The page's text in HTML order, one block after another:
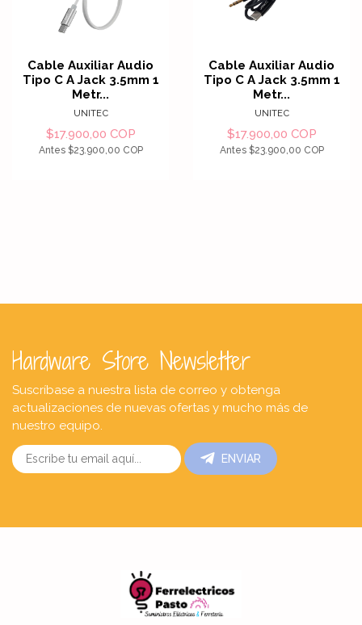
Cable Auxiliar Audio
Tipo C A Jack 3.5mm 1
Metr...
UNITEC
$17.900,00 COP
Antes $23.900,00 COP
Cable Auxiliar Audio
Tipo C A Jack 3.5mm 1
Metr...
UNITEC
$17.900,00 COP
Antes $23.900,00 COP
Hardware Store Newsletter
Suscríbase a nuestra lista de correo y obtenga
actualizaciones de nuevas ofertas y mucho más de
nuestro equipo.
ENVIAR